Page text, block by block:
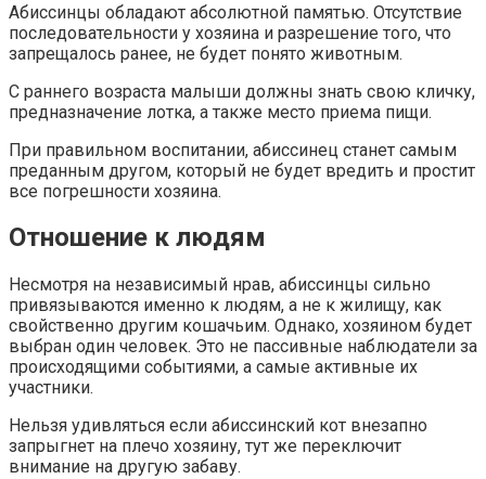
Абиссинцы обладают абсолютной памятью. Отсутствие
последовательности у хозяина и разрешение того, что
запрещалось ранее, не будет понято животным.
С раннего возраста малыши должны знать свою кличку,
предназначение лотка, а также место приема пищи.
При правильном воспитании, абиссинец станет самым
преданным другом, который не будет вредить и простит
все погрешности хозяина.
Отношение к людям
Несмотря на независимый нрав, абиссинцы сильно
привязываются именно к людям, а не к жилищу, как
свойственно другим кошачьим. Однако, хозяином будет
выбран один человек. Это не пассивные наблюдатели за
происходящими событиями, а самые активные их
участники.
Нельзя удивляться если абиссинский кот внезапно
запрыгнет на плечо хозяину, тут же переключит
внимание на другую забаву.